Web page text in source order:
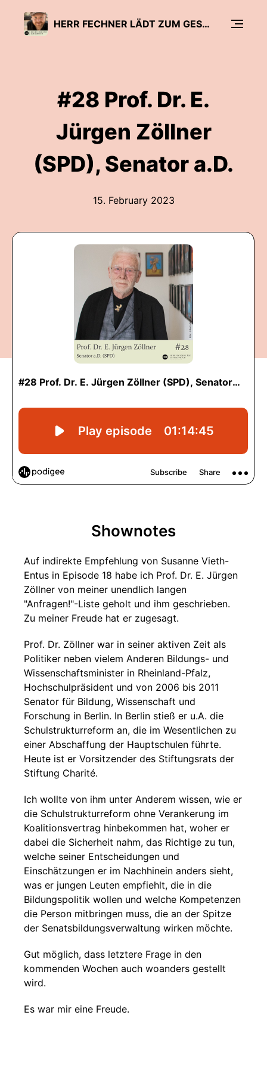
HERR FECHNER LÄDT ZUM GESPRÄCH - DER BILDUNGSPODCAST
#28 Prof. Dr. E.
Jürgen Zöllner
(SPD), Senator a.D.
15. February 2023
Shownotes
Auf indirekte Empfehlung von Susanne Vieth-
Entus in Episode 18 habe ich Prof. Dr. E. Jürgen
Zöllner von meiner unendlich langen
"Anfragen!"-Liste geholt und ihm geschrieben.
Zu meiner Freude hat er zugesagt.
Prof. Dr. Zöllner war in seiner aktiven Zeit als
Politiker neben vielem Anderen Bildungs- und
Wissenschaftsminister in Rheinland-Pfalz,
Hochschulpräsident und von 2006 bis 2011
Senator für Bildung, Wissenschaft und
Forschung in Berlin. In Berlin stieß er u.A. die
Schulstrukturreform an, die im Wesentlichen zu
einer Abschaffung der Hauptschulen führte.
Heute ist er Vorsitzender des Stiftungsrats der
Stiftung Charité.
Ich wollte von ihm unter Anderem wissen, wie er
die Schulstrukturreform ohne Verankerung im
Koalitionsvertrag hinbekommen hat, woher er
dabei die Sicherheit nahm, das Richtige zu tun,
welche seiner Entscheidungen und
Einschätzungen er im Nachhinein anders sieht,
was er jungen Leuten empfiehlt, die in die
Bildungspolitik wollen und welche Kompetenzen
die Person mitbringen muss, die an der Spitze
der Senatsbildungsverwaltung wirken möchte.
Gut möglich, dass letztere Frage in den
kommenden Wochen auch woanders gestellt
wird.
Es war mir eine Freude.